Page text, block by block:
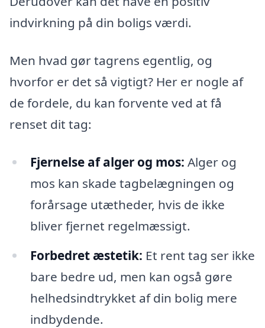
indvirkning på din boligs værdi.
Men hvad gør tagrens egentlig, og
hvorfor er det så vigtigt? Her er nogle af
de fordele, du kan forvente ved at få
renset dit tag:
Fjernelse af alger og mos: Alger og
mos kan skade tagbelægningen og
forårsage utætheder, hvis de ikke
bliver fjernet regelmæssigt.
Forbedret æstetik: Et rent tag ser ikke
bare bedre ud, men kan også gøre
helhedsindtrykket af din bolig mere
indbydende.